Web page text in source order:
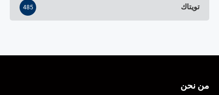
تويتاك 485
من نحن